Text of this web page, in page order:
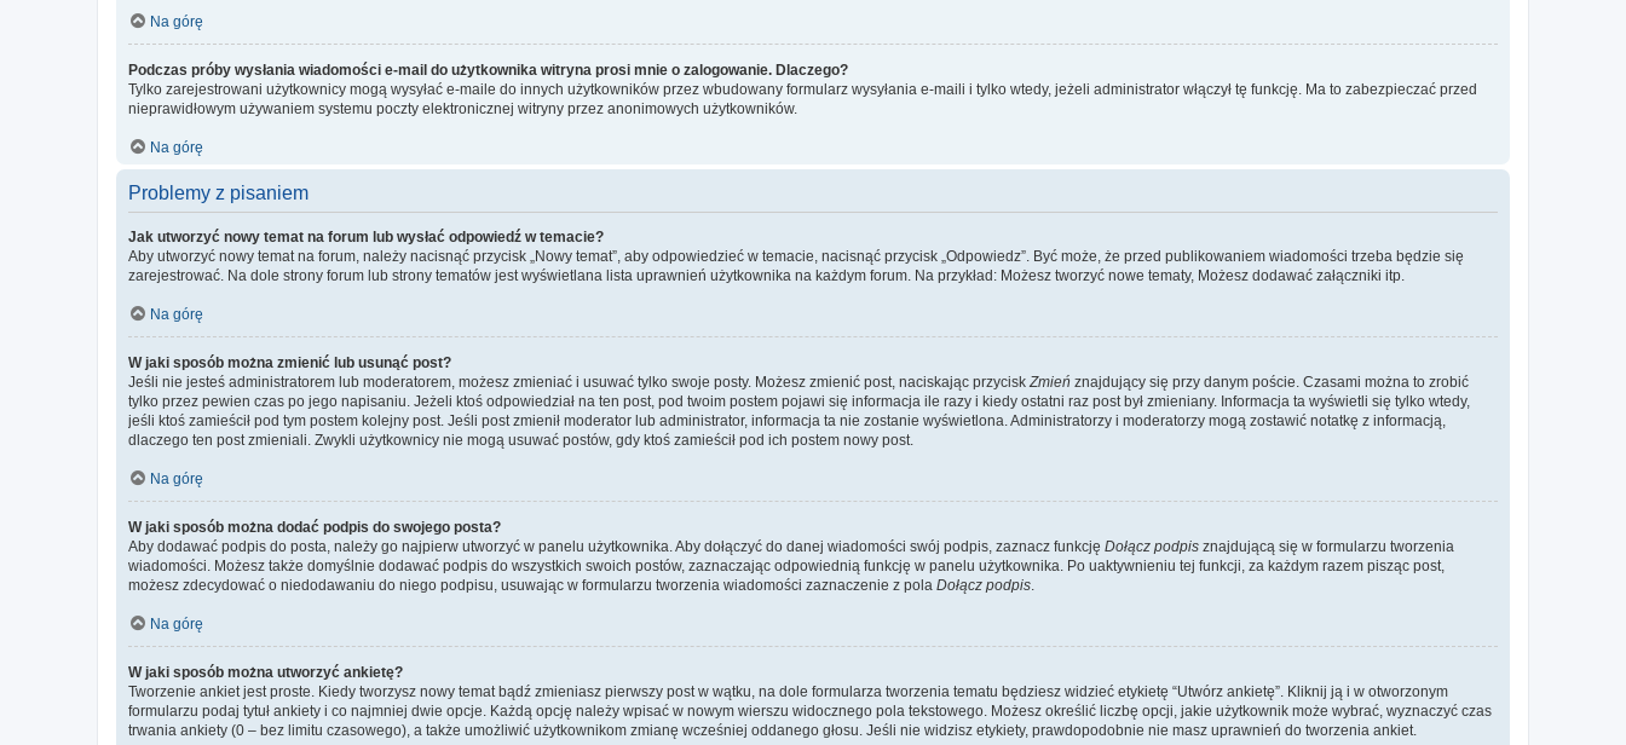
Na górę
Podczas próby wysłania wiadomości e-mail do użytkownika witryna prosi mnie o zalogowanie. Dlaczego?
Tylko zarejestrowani użytkownicy mogą wysyłać e-maile do innych użytkowników przez wbudowany formularz wysyłania e-maili i tylko wtedy, jeżeli administrator włączył tę funkcję. Ma to zabezpieczać przed
nieprawidłowym używaniem systemu poczty elektronicznej witryny przez anonimowych użytkowników.
Na górę
Problemy z pisaniem
Jak utworzyć nowy temat na forum lub wysłać odpowiedź w temacie?
Aby utworzyć nowy temat na forum, należy nacisnąć przycisk „Nowy temat”, aby odpowiedzieć w temacie, nacisnąć przycisk „Odpowiedz”. Być może, że przed publikowaniem wiadomości trzeba będzie się
zarejestrować. Na dole strony forum lub strony tematów jest wyświetlana lista uprawnień użytkownika na każdym forum. Na przykład: Możesz tworzyć nowe tematy, Możesz dodawać załączniki itp.
Na górę
W jaki sposób można zmienić lub usunąć post?
Jeśli nie jesteś administratorem lub moderatorem, możesz zmieniać i usuwać tylko swoje posty. Możesz zmienić post, naciskając przycisk Zmień znajdujący się przy danym poście. Czasami można to zrobić
tylko przez pewien czas po jego napisaniu. Jeżeli ktoś odpowiedział na ten post, pod twoim postem pojawi się informacja ile razy i kiedy ostatni raz post był zmieniany. Informacja ta wyświetli się tylko wtedy,
jeśli ktoś zamieścił pod tym postem kolejny post. Jeśli post zmienił moderator lub administrator, informacja ta nie zostanie wyświetlona. Administratorzy i moderatorzy mogą zostawić notatkę z informacją,
dlaczego ten post zmieniali. Zwykli użytkownicy nie mogą usuwać postów, gdy ktoś zamieścił pod ich postem nowy post.
Na górę
W jaki sposób można dodać podpis do swojego posta?
Aby dodawać podpis do posta, należy go najpierw utworzyć w panelu użytkownika. Aby dołączyć do danej wiadomości swój podpis, zaznacz funkcję Dołącz podpis znajdującą się w formularzu tworzenia
wiadomości. Możesz także domyślnie dodawać podpis do wszystkich swoich postów, zaznaczając odpowiednią funkcję w panelu użytkownika. Po uaktywnieniu tej funkcji, za każdym razem pisząc post,
możesz zdecydować o niedodawaniu do niego podpisu, usuwając w formularzu tworzenia wiadomości zaznaczenie z pola Dołącz podpis
Na górę
W jaki sposób można utworzyć ankietę?
Tworzenie ankiet jest proste. Kiedy tworzysz nowy temat bądź zmieniasz pierwszy post w wątku, na dole formularza tworzenia tematu będziesz widzieć etykietę “Utwórz ankietę”. Kliknij ją i w otworzonym
formularzu podaj tytuł ankiety i co najmniej dwie opcje. Każdą opcję należy wpisać w nowym wierszu widocznego pola tekstowego. Możesz określić liczbę opcji, jakie użytkownik może wybrać, wyznaczyć czas
trwania ankiety (0 – bez limitu czasowego), a także umożliwić użytkownikom zmianę wcześniej oddanego głosu. Jeśli nie widzisz etykiety, prawdopodobnie nie masz uprawnień do tworzenia ankiet.